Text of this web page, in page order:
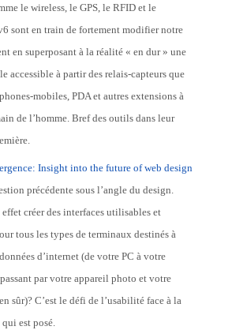
le wireless, le GPS, le RFID et le
sont en train de fortement modifier notre
en superposant à la réalité « en dur » une
accessible à partir des relais-capteurs que
mobiles, PDA et autres extensions à
de l’homme. Bref des outils dans leur
Insight into the future of web design
précédente sous l’angle du design.
créer des interfaces utilisables et
tous les types de terminaux destinés à
d’internet (de votre PC à votre
par votre appareil photo et votre
sûr)? C’est le défi de l’usabilité face à la
est posé.